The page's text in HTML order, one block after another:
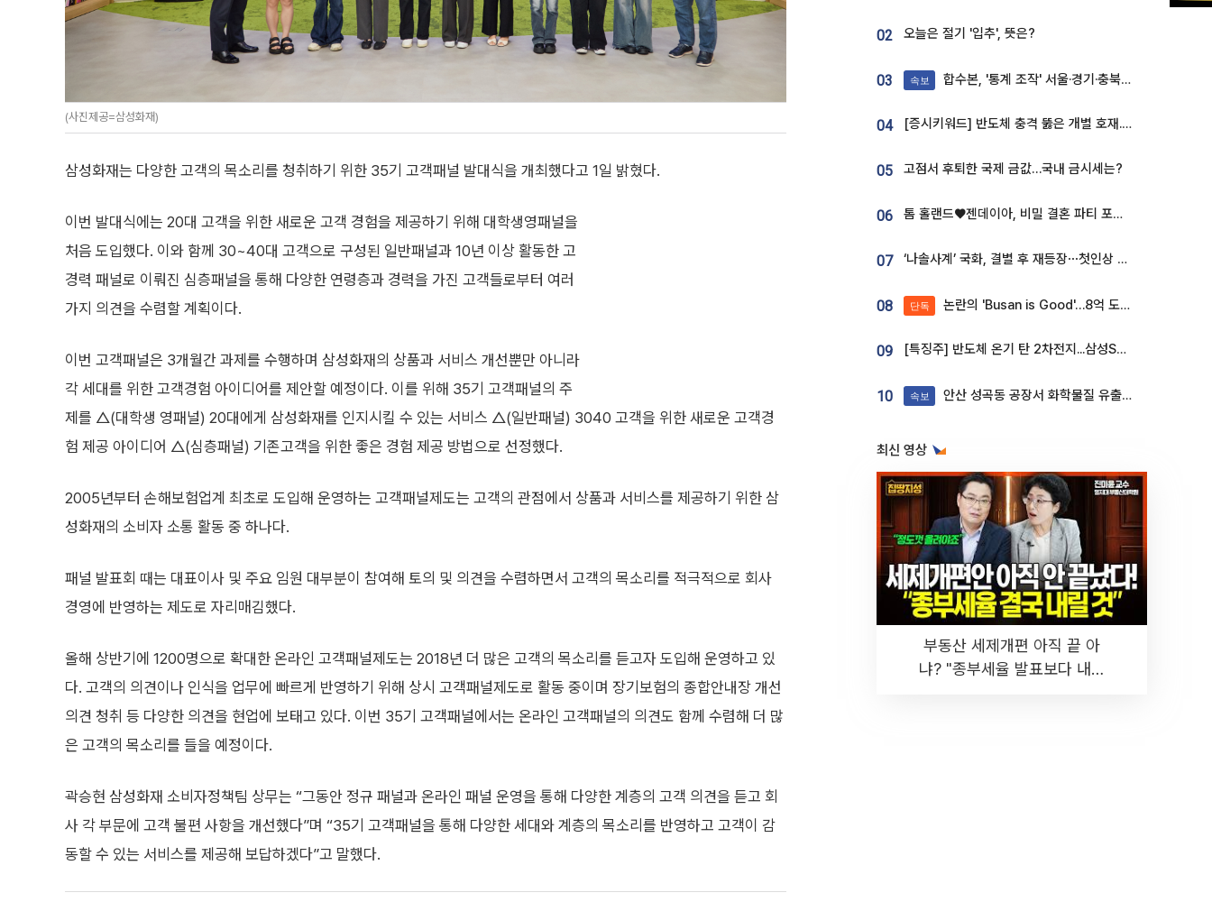
(사진제공=삼성화재)
삼성화재는 다양한 고객의 목소리를 청취하기 위한 35기 고객패널 발대식을 개최했다고 1일 밝혔다.
이번 발대식에는 20대 고객을 위한 새로운 고객 경험을 제공하기 위해 대학생영패널을
처음 도입했다. 이와 함께 30~40대 고객으로 구성된 일반패널과 10년 이상 활동한 고
경력 패널로 이뤄진 심층패널을 통해 다양한 연령층과 경력을 가진 고객들로부터 여러
가지 의견을 수렴할 계획이다.
이번 고객패널은 3개월간 과제를 수행하며 삼성화재의 상품과 서비스 개선뿐만 아니라
각 세대를 위한 고객경험 아이디어를 제안할 예정이다. 이를 위해 35기 고객패널의 주
제를 △(대학생 영패널) 20대에게 삼성화재를 인지시킬 수 있는 서비스 △(일반패널) 3040 고객을 위한 새로운 고객경
험 제공 아이디어 △(심층패널) 기존고객을 위한 좋은 경험 제공 방법으로 선정했다.
2005년부터 손해보험업계 최초로 도입해 운영하는 고객패널제도는 고객의 관점에서 상품과 서비스를 제공하기 위한 삼
성화재의 소비자 소통 활동 중 하나다.
패널 발표회 때는 대표이사 및 주요 임원 대부분이 참여해 토의 및 의견을 수렴하면서 고객의 목소리를 적극적으로 회사
경영에 반영하는 제도로 자리매김했다.
올해 상반기에 1200명으로 확대한 온라인 고객패널제도는 2018년 더 많은 고객의 목소리를 듣고자 도입해 운영하고 있
다. 고객의 의견이나 인식을 업무에 빠르게 반영하기 위해 상시 고객패널제도로 활동 중이며 장기보험의 종합안내장 개선
의견 청취 등 다양한 의견을 현업에 보태고 있다. 이번 35기 고객패널에서는 온라인 고객패널의 의견도 함께 수렴해 더 많
은 고객의 목소리를 들을 예정이다.
곽승현 삼성화재 소비자정책팀 상무는 “그동안 정규 패널과 온라인 패널 운영을 통해 다양한 계층의 고객 의견을 듣고 회
사 각 부문에 고객 불편 사항을 개선했다”며 “35기 고객패널을 통해 다양한 세대와 계층의 목소리를 반영하고 고객이 감
동할 수 있는 서비스를 제공해 보답하겠다”고 말했다.
02 오늘은 절기 '입추', 뜻은?
03 속보 합수본, '통계 조작' 서울·경기·충북 선관위 등 추가 압수수색
04 [증시키워드] 반도체 충격 뚫은 개별 호재...포스코퓨처엠·에코프로·한화솔루션 '눈길'
05 고점서 후퇴한 국제 금값…국내 금시세는?
06 톰 홀랜드♥젠데이아, 비밀 결혼 파티 포착⋯호텔 대관비만 9억
07 ‘나솔사계’ 국화, 결별 후 재등장⋯첫인상 투표 휩쓸고 ‘인기녀’ 등극
08 단독 논란의 'Busan is Good'…8억 도시브랜드, 용산 대통령실 CI 업체가 수행
09 [특징주] 반도체 온기 탄 2차전지...삼성SDI, 장 초반 7% 넘게 껑충
10 속보 안산 성곡동 공장서 화학물질 유출 사고 발생
최신 영상
부동산 세제개편 아직 끝 아
냐? "종부세율 발표보다 내릴